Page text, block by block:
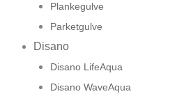
Plankegulve
Parketgulve
Disano
Disano LifeAqua
Disano WaveAqua